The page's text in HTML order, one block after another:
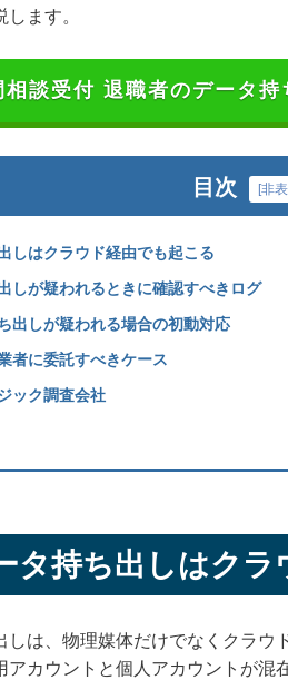
ます。
談受付 退職者のデータ持
目次 [非
しはクラウド経由でも起こる
しが疑われるときに確認すべきログ
出しが疑われる場合の初動対応
者に委託すべきケース
ック調査会社
タ持ち出しはクラ
しは、物理媒体だけでなくクラウ
アカウントと個人アカウントが混